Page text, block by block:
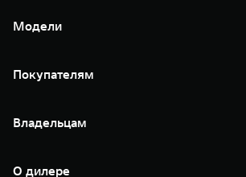
Модели
TANK 400
TANK 500
Покупателям
Тест-драйв
TANK Финансы
Корпоративным клиентам
Владельцам
Помощь на дороге
О дилере